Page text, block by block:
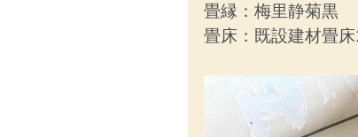
畳縁：梅里静菊黒
畳床：既設建材畳